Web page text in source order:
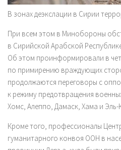
В зонах деэкслации в Сирии
При всем этом в Минобороны
в Сирийской Арабской
Об этом проинформировали в
по примирению враждующих
продолжаются переговоры с
к режиму предотвращения
Хомс, Алеппо, Дамаск, Хама и Эль-
Кроме того, профессионалы
гуманитарного конвоя ООН в